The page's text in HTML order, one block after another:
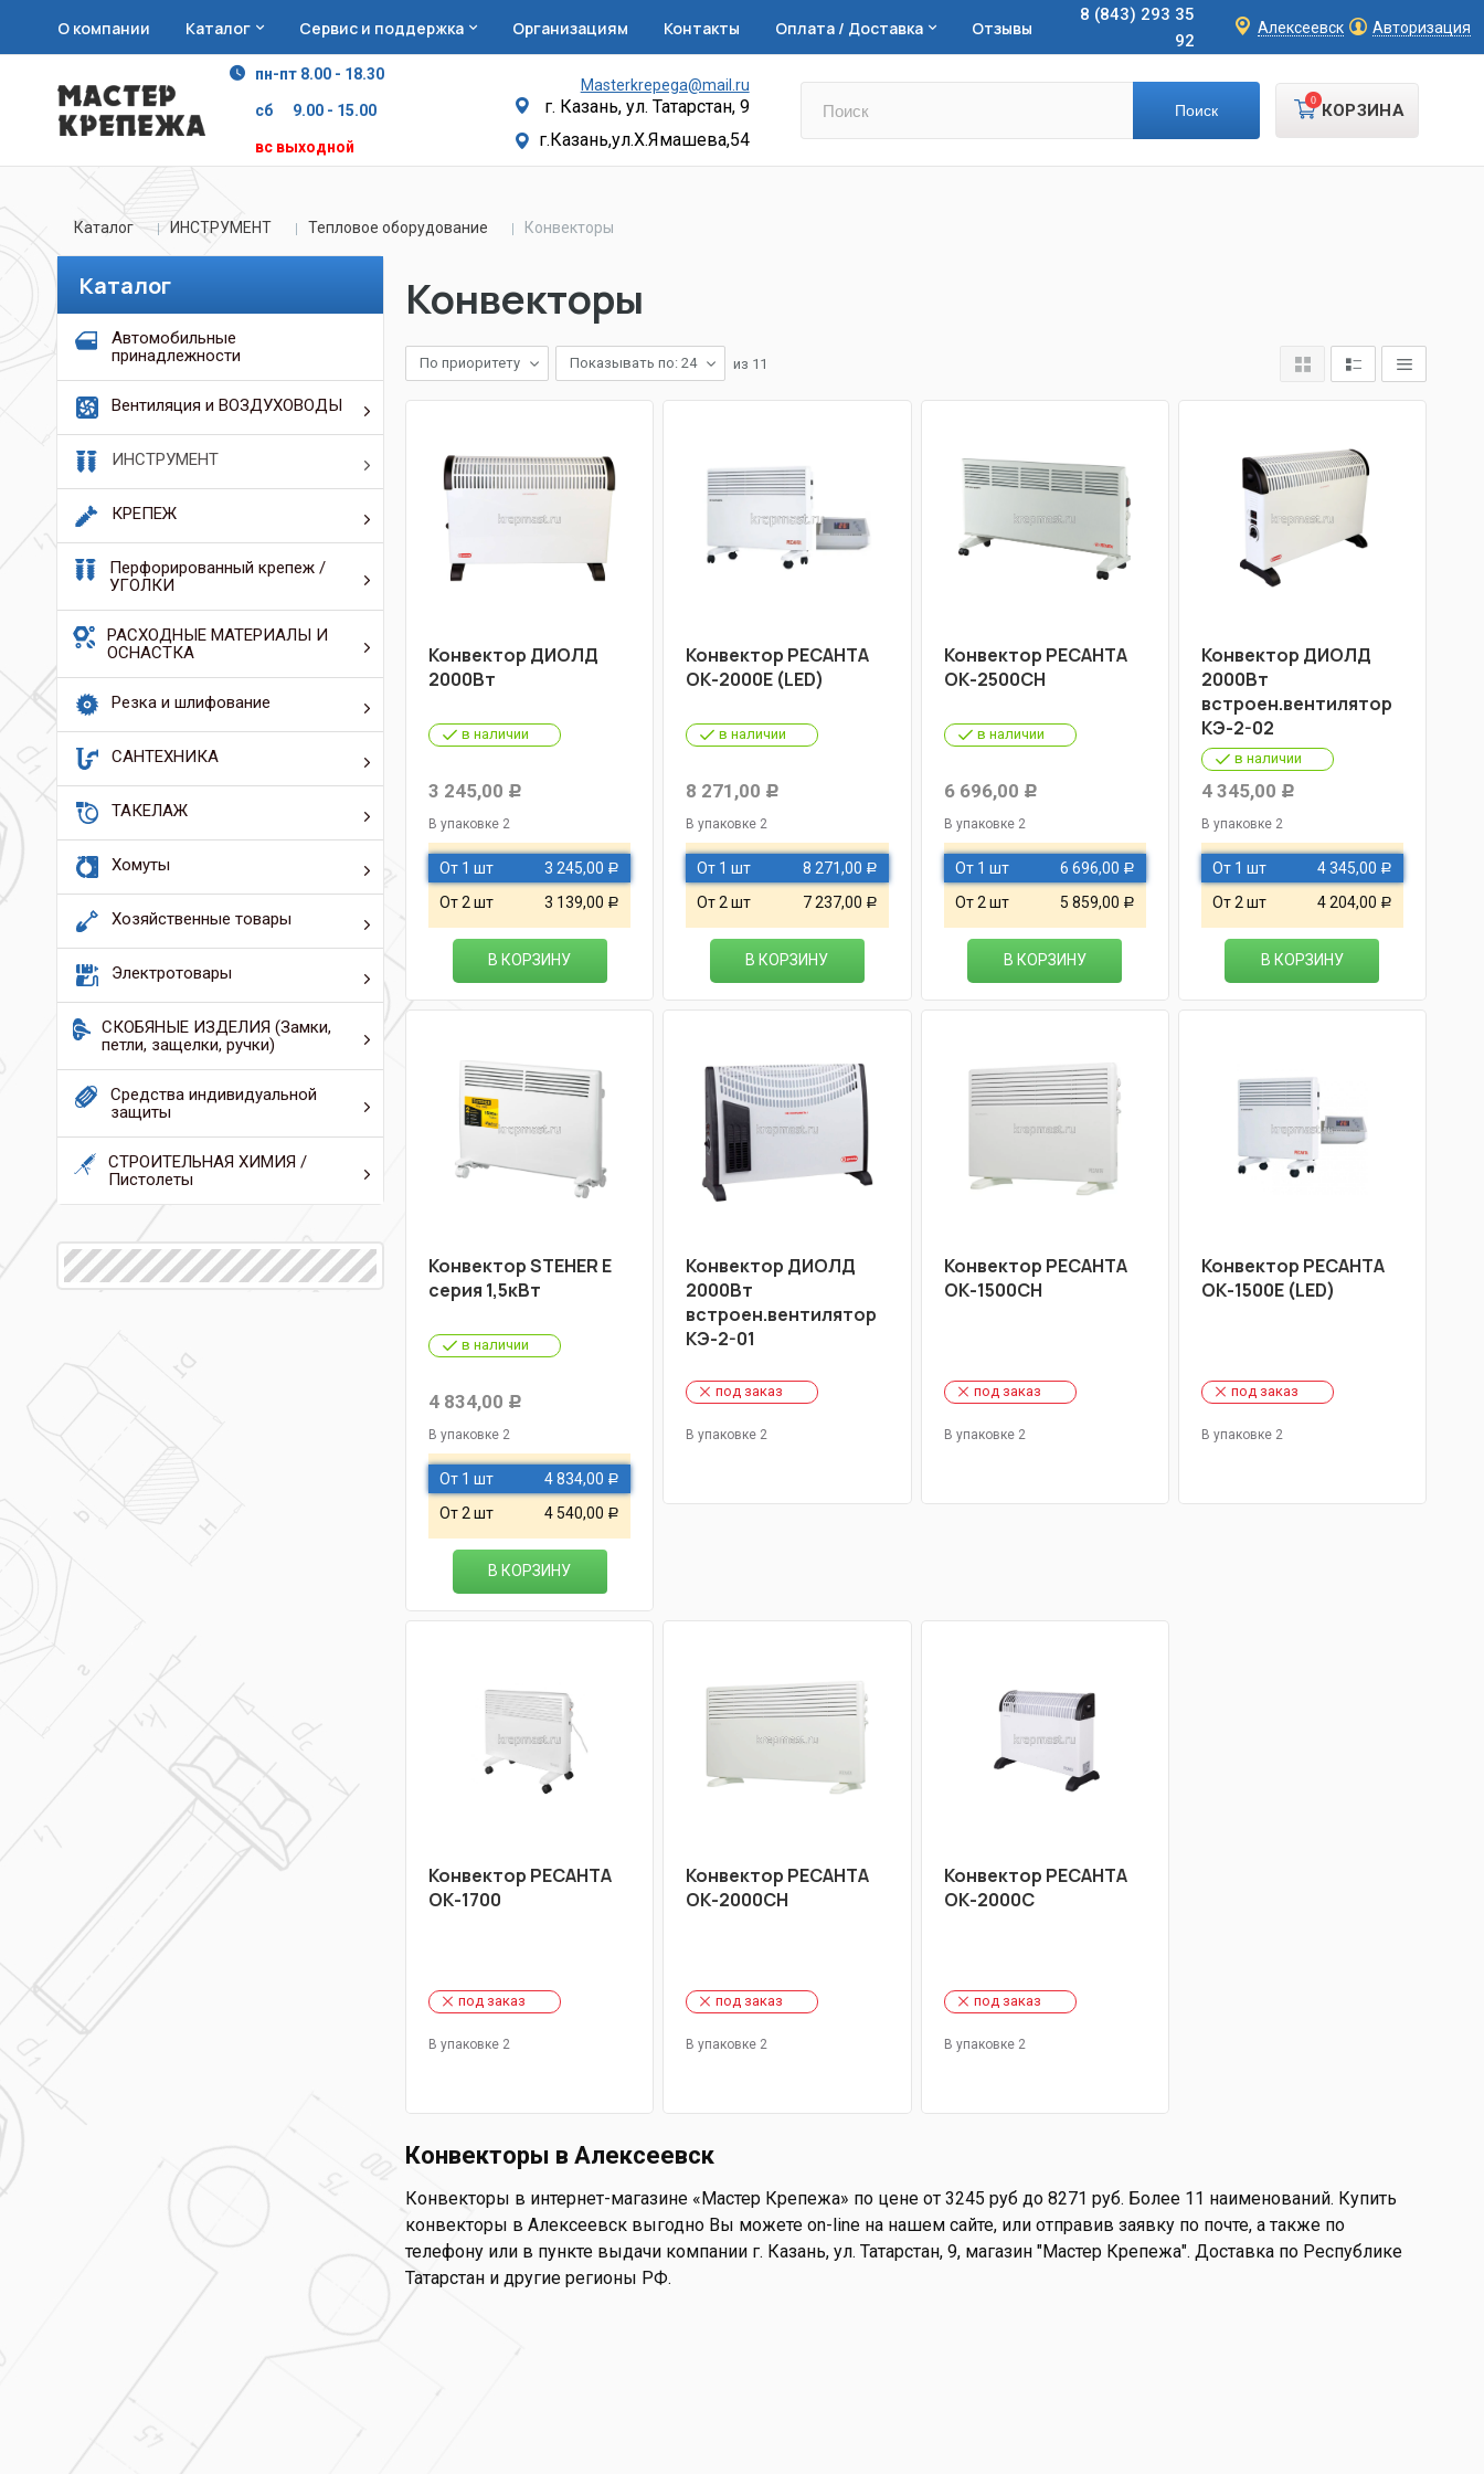
О компании Каталог Сервис и поддержка Организациям Контакты Оплата / Доставка Отзывы
8 (843) 293 35
92
Алексеевск Авторизация
пн-пт 8.00 - 18.30
сб 9.00 - 15.00
вс выходной
Masterkrepega@mail.ru
г. Казань, ул. Татарстан, 9
г.Казань,ул.Х.Ямашева,54
КОРЗИНА
0
Каталог ИНСТРУМЕНТ Тепловое оборудование Конвекторы
Каталог
Автомобильные
принадлежности
Вентиляция и ВОЗДУХОВОДЫ
ИНСТРУМЕНТ
КРЕПЕЖ
Перфорированный крепеж /
УГОЛКИ
РАСХОДНЫЕ МАТЕРИАЛЫ И
ОСНАСТКА
Резка и шлифование
САНТЕХНИКА
ТАКЕЛАЖ
Хомуты
Хозяйственные товары
Электротовары
СКОБЯНЫЕ ИЗДЕЛИЯ (Замки,
петли, защелки, ручки)
Средства индивидуальной
защиты
СТРОИТЕЛЬНАЯ ХИМИЯ /
Пистолеты
Конвекторы
По приоритету Показывать по: 24 из 11
Конвектор ДИОЛД
2000Вт
в наличии
3 245,00 Р
В упаковке 2
От 1 шт 3 245,00 Р
От 2 шт 3 139,00 Р
В КОРЗИНУ
Конвектор РЕСАНТА
ОК-2000Е (LED)
в наличии
8 271,00 Р
В упаковке 2
От 1 шт 8 271,00 Р
От 2 шт 7 237,00 Р
В КОРЗИНУ
Конвектор РЕСАНТА
ОК-2500СН
в наличии
6 696,00 Р
В упаковке 2
От 1 шт 6 696,00 Р
От 2 шт 5 859,00 Р
В КОРЗИНУ
Конвектор ДИОЛД
2000Вт
встроен.вентилятор
КЭ-2-02
в наличии
4 345,00 Р
В упаковке 2
От 1 шт 4 345,00 Р
От 2 шт 4 204,00 Р
В КОРЗИНУ
Конвектор STEHER E
серия 1,5кВт
в наличии
4 834,00 Р
В упаковке 2
От 1 шт 4 834,00 Р
От 2 шт 4 540,00 Р
В КОРЗИНУ
Конвектор ДИОЛД
2000Вт
встроен.вентилятор
КЭ-2-01
под заказ
В упаковке 2
Конвектор РЕСАНТА
ОК-1500CH
под заказ
В упаковке 2
Конвектор РЕСАНТА
ОК-1500Е (LED)
под заказ
В упаковке 2
Конвектор РЕСАНТА
ОК-1700
под заказ
В упаковке 2
Конвектор РЕСАНТА
ОК-2000CH
под заказ
В упаковке 2
Конвектор РЕСАНТА
ОК-2000С
под заказ
В упаковке 2
Конвекторы в Алексеевск
Конвекторы в интернет-магазине «Мастер Крепежа» по цене от 3245 руб до 8271 руб. Более 11 наименований. Купить
конвекторы в Алексеевск выгодно Вы можете on-line на нашем сайте, или отправив заявку по почте, а также по
телефону или в пункте выдачи компании г. Казань, ул. Татарстан, 9, магазин "Мастер Крепежа". Доставка по Республике
Татарстан и другие регионы РФ.